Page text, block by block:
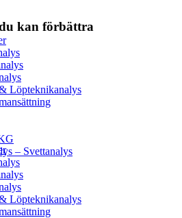
kan förbättra​
Löpteknikanalys
– Svettanalys
Löpteknikanalys